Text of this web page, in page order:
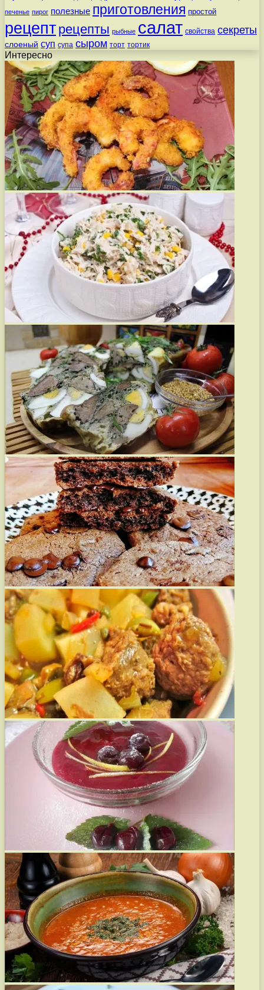
печенье пирог полезные приготовления простой
рецепт рецепты рыбные салат свойства секреты
слоеный суп супа сыром торт тортик
Интересно